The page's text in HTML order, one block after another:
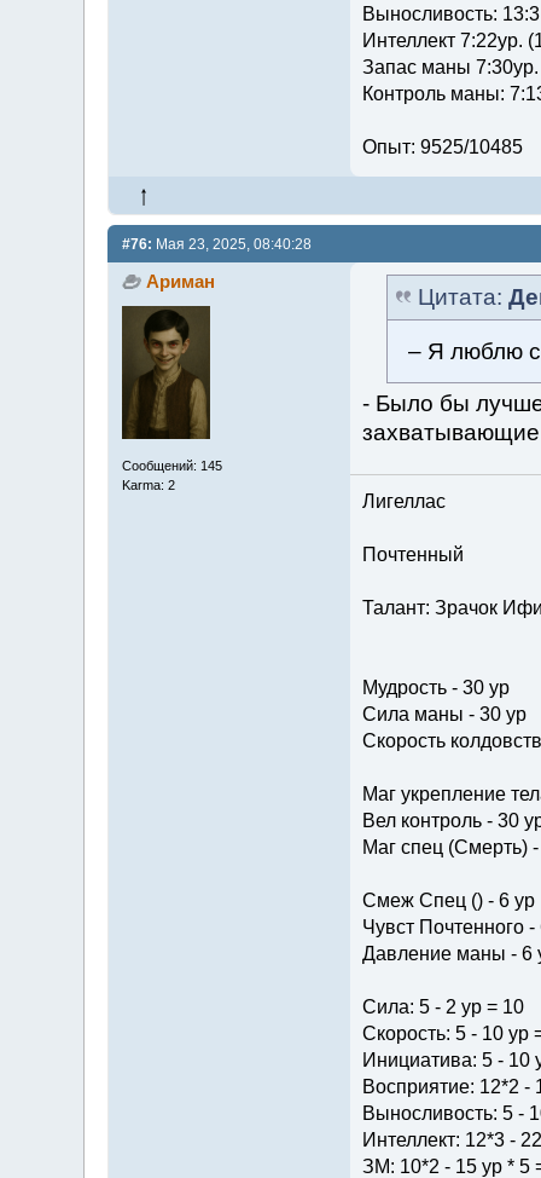
Выносливость:
Интеллект 7:22ур.
Запас маны
Контроль маны:
Опыт: 9525/10485
#76: Мая 23, 2025, 08:40:28
Ариман
Сообщений: 145
Karma: 2
Цитата:
– Я люблю
- Было бы
Лигеллас
Почтенный
Талант: Зрачок
Мудрость - 30 ур
Сила маны - 30 ур
Скорость
Маг укрепление
Вел контроль - 30
Маг спец (Смерть)
Смеж Спец () - 6 ур
Чувст Почтенного -
Давление маны - 6
Сила: 5 - 2 ур = 10
Скорость: 5 - 10 ур
Инициатива: 5 - 10
Восприятие: 12*2 -
Выносливость: 5 -
Интеллект: 12*3 -
ЗМ: 10*2 - 15 ур * 5